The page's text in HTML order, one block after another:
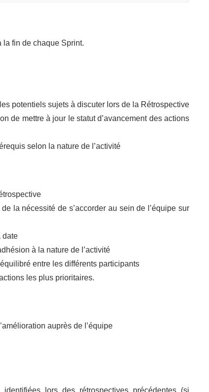
la fin de chaque Sprint.
potentiels sujets à discuter lors de la Rétrospective
de mettre à jour le statut d’avancement des actions
selon la nature de l’activité
la nécessité de s’accorder au sein de l’équipe sur
date
à la nature de l’activité
entre les différents participants
les plus prioritaires.
auprès de l’équipe
lors des rétrospectives précédentes (si